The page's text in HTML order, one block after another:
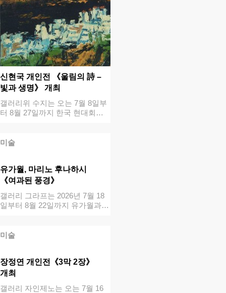
신현국 개인전 《울림의 詩 –
빛과 생명》 개최
갤러리위 수지는 오는 7월 8일부
터 8월 27일까지 한국 현대회화
미술
유가월, 마리노 후나하시
《여과된 풍경》
갤러리 그라프는 2026년 7월 18
일부터 8월 22일까지 유가월과
미술
장정연 개인전《3막 2장》
개최
갤러리 자인제노는 오는 7월 16